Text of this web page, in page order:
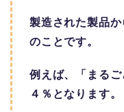
製造された製品
のことです。
例えば、「まる
４％となります。